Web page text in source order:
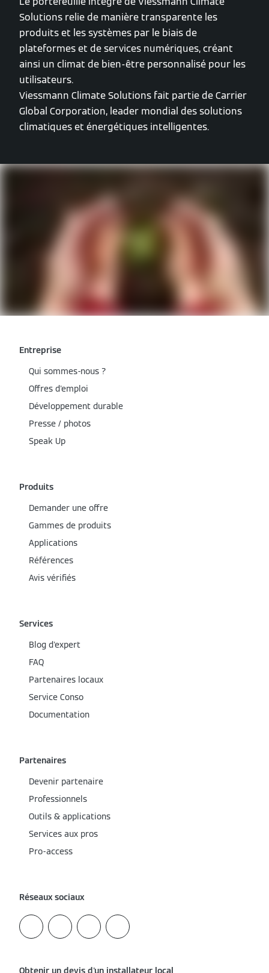
Solutions relie de manière transparente les
produits et les systèmes par le biais de
plateformes et de services numériques, créant
ainsi un climat de bien-être personnalisé pour les
utilisateurs.
Viessmann Climate Solutions fait partie de Carrier
Global Corporation, leader mondial des solutions
climatiques et énergétiques intelligentes.
Entreprise
Qui sommes-nous ?
Offres d'emploi
Développement durable
Presse / photos
Speak Up
Produits
Demander une offre
Gammes de produits
Applications
Références
Avis vérifiés
Services
Blog d'expert
FAQ
Partenaires locaux
Service Conso
Documentation
Partenaires
Devenir partenaire
Professionnels
Outils & applications
Services aux pros
Pro-access
Réseaux sociaux
Obtenir un devis d'un installateur local